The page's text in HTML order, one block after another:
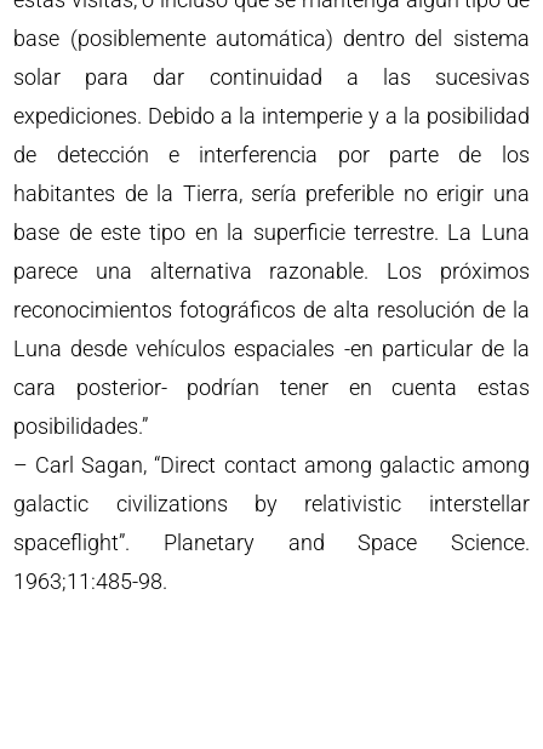
base (posiblemente automática) dentro del sistema
solar para dar continuidad a las sucesivas
expediciones. Debido a la intemperie y a la posibilidad
de detección e interferencia por parte de los
habitantes de la Tierra, sería preferible no erigir una
base de este tipo en la superficie terrestre. La Luna
parece una alternativa razonable. Los próximos
reconocimientos fotográficos de alta resolución de la
Luna desde vehículos espaciales -en particular de la
cara posterior- podrían tener en cuenta estas
posibilidades.”
– Carl Sagan, “Direct contact among galactic among
galactic civilizations by relativistic interstellar
spaceflight”. Planetary and Space Science.
1963;11:485-98.